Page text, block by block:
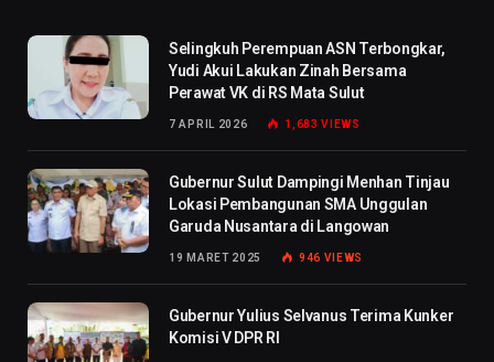
Selingkuh Perempuan ASN Terbongkar,
Yudi Akui Lakukan Zinah Bersama
Perawat VK di RS Mata Sulut
7 APRIL 2026 1,683VIEWS
Gubernur Sulut Dampingi Menhan Tinjau
Lokasi Pembangunan SMA Unggulan
Garuda Nusantara di Langowan
19 MARET 2025 946 VIEWS
Gubernur Yulius Selvanus Terima Kunker
Komisi V DPR RI